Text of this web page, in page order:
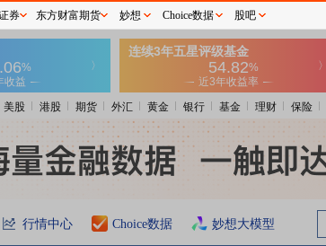
美股 港股 期货 外汇 黄金 银行 基金 理财 保险
行情中心 Choice数据 妙想大模型
券 东方财富期货 妙想 Choice数据 股吧